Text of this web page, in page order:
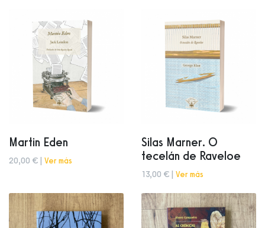
Martin Eden
20,00 € | Ver más
Silas Marner. O
tecelán de Raveloe
13,00 € | Ver más